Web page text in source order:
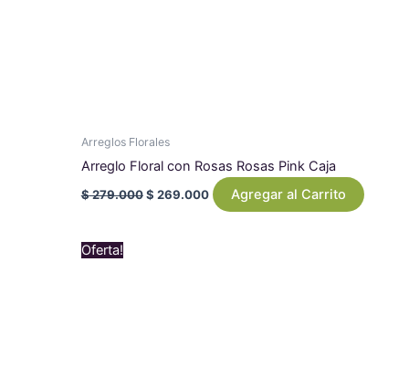
Arreglos Florales
Arreglo Floral con Rosas Rosas Pink Caja
$279.000 $ 269.000 Agregar al Carrito
Oferta!